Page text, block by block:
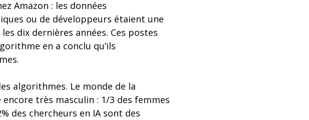
Amazon : les données
ou de développeurs étaient une
dix dernières années. Ces postes
en a conclu qu’ils
algorithmes. Le monde de la
très masculin : 1/3 des femmes
des chercheurs en IA sont des